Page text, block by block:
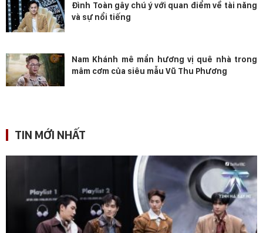
Đình Toàn gây chú ý với quan điểm về tài năng
và sự nổi tiếng
Nam Khánh mê mẩn hương vị quê nhà trong
mâm cơm của siêu mẫu Vũ Thu Phương
TIN MỚI NHẤT